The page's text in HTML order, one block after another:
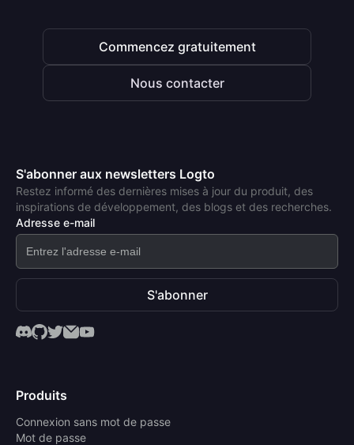
Commencez gratuitement
Nous contacter
S'abonner aux newsletters Logto
Restez informé des dernières mises à jour du produit, des
inspirations de développement, des blogs et des recherches.
Adresse e-mail
S'abonner
Produits
Connexion sans mot de passe
Mot de passe